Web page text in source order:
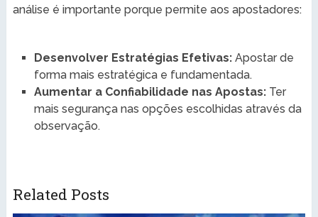
análise é importante porque permite aos apostadores:
Desenvolver Estratégias Efetivas:Apostar de
forma mais estratégica e fundamentada.
Aumentar a Confiabilidade nas Apostas:Ter
mais segurança nas opções escolhidas através da
observação.
Related Posts